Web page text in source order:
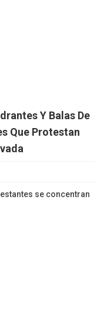
Y Balas De
Que Protestan
se concentran